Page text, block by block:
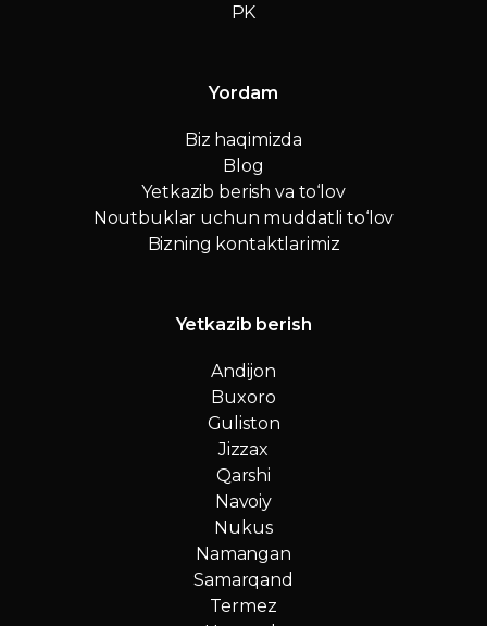
PK
Yordam
Biz haqimizda
Blog
Yetkazib berish va to‘lov
Noutbuklar uchun muddatli to‘lov
Bizning kontaktlarimiz
Yetkazib berish
Andijon
Buxoro
Guliston
Jizzax
Qarshi
Navoiy
Nukus
Namangan
Samarqand
Termez